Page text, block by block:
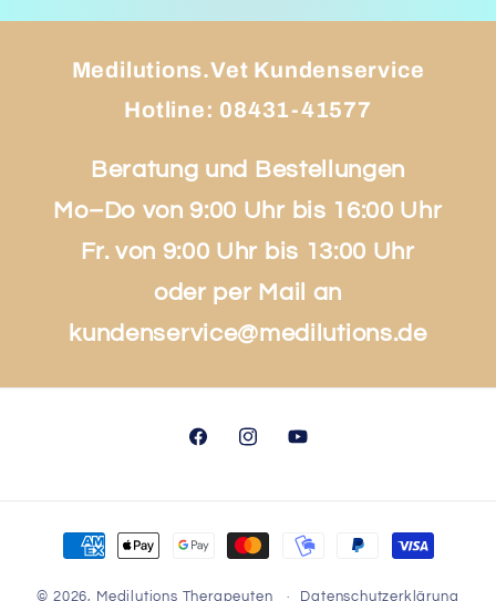
Medilutions.Vet Kundenservice
Hotline: 08431-41577
Beratung und Bestellungen
Mo–Do von 9:00 Uhr bis 16:00 Uhr
Fr. von 9:00 Uhr bis 13:00 Uhr
oder per Mail an
kundenservice@medilutions.de
FacebookInstagramYouTube
Zahlungsmethoden
© 2026, Medilutions Therapeuten Datenschutzerklärung